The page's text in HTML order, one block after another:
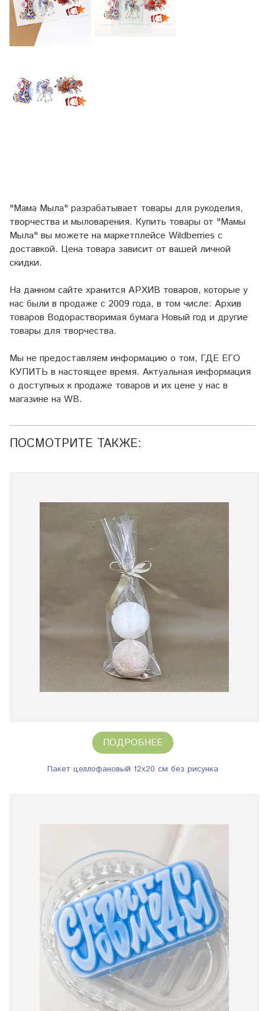
"Мама Мыла" разрабатывает товары для рукоделия,
творчества и мыловарения. Купить товары от "Мамы
Мыла" вы можете на маркетплейсе Wildberries с
доставкой. Цена товара зависит от вашей личной
скидки.
На данном сайте хранится АРХИВ товаров, которые у
нас были в продаже с 2009 года, в том числе: Архив
товаров Водорастворимая бумага Новый год и другие
товары для творчества.
Мы не предоставляем информацию о том, ГДЕ ЕГО
КУПИТЬ в настоящее время. Актуальная информация
о доступных к продаже товаров и их цене у нас в
магазине на WB.
ПОСМОТРИТЕ ТАКЖЕ:
ПОДРОБНЕЕ
Пакет целлофановый 12х20 см без рисунка